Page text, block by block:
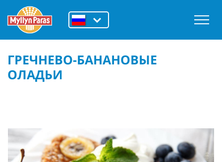
ГРЕЧНЕВО-БАНАНОВЫЕ
ОЛАДЬИ